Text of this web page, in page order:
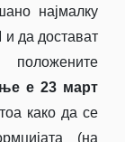
најмалку
да достават
е 23 март
како да се
(на